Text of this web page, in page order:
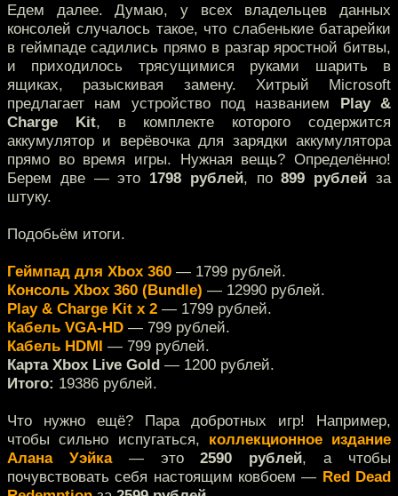
Едем далее. Думаю, у всех владельцев данных
консолей случалось такое, что слабенькие батарейки
в геймпаде садились прямо в разгар яростной битвы,
и приходилось трясущимися руками шарить в
ящиках, разыскивая замену. Хитрый Microsoft
предлагает нам устройство под названием Play &
Charge Kit, в комплекте которого содержится
аккумулятор и верёвочка для зарядки аккумулятора
прямо во время игры. Нужная вещь? Определённо!
Берем две — это 1798 рублей, по899 рублей за
штуку.
Подобьём итоги.
Геймпад для Xbox 360 — 1799 рублей.
Консоль Xbox 360 (Bundle) — 12990 рублей.
Play & Charge Kit x 2 — 1799 рублей.
Кабель VGA-HD — 799 рублей.
Кабель HDMI — 799 рублей.
Карта Xbox Live Gold — 1200 рублей.
Итого: 19386 рублей.
Что нужно ещё? Пара добротных игр! Например,
чтобы сильно испугаться, коллекционное издание
Алана Уэйка— это2590 рублей, а чтобы
почувствовать себя настоящим ковбоем — Red Dead